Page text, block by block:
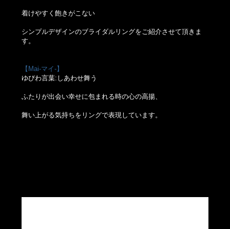
着けやすく飽きがこない
シンプルデザインのブライダルリングをご紹介させて頂きま
す。
【Mai-マイ-】
ゆびわ言葉:しあわせ舞う
ふたりが出会い幸せに包まれる時の心の高揚、
舞い上がる気持ちをリングで表現しています。